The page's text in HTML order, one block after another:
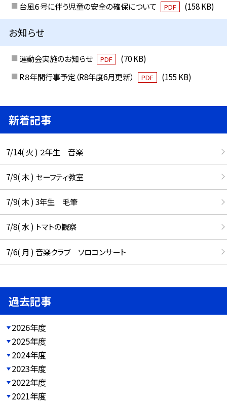
台風６号に伴う児童の安全の確保について
PDF (158 KB)
お知らせ
運動会実施のお知らせ PDF
(70 KB)
R８年間行事予定（R8年度6月更新）
PDF (155 KB)
新着記事
7/14( 火 ) ２年生 音楽
7/9( 木 ) セーフティ教室
7/9( 木 ) 3年生 毛筆
7/8( 水 ) トマトの観察
7/6( 月 ) 音楽クラブ ソロコンサート
過去記事
2026年度
2025年度
2024年度
2023年度
2022年度
2021年度